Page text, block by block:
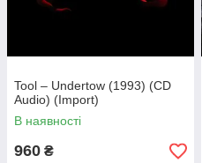
Tool – Undertow (1993) (CD
Audio) (Import)
В наявності
960 ₴